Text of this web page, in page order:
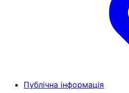
Публічна інформація